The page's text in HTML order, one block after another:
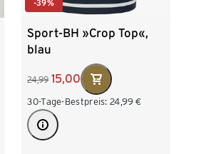
-39%
Sport-BH »Crop Top«,
blau
24,99 15,00
30-Tage-Bestpreis: 24,99 €